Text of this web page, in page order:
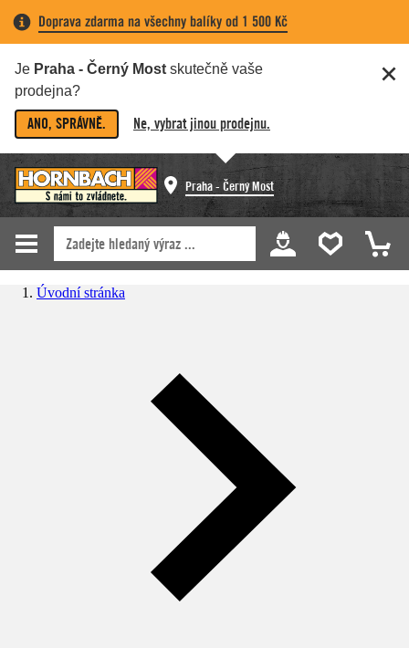
Doprava zdarma na všechny balíky od 1 500 Kč
Je Praha - Černý Most skutečně vaše
prodejna?
ANO, SPRÁVNĚ. Ne, vybrat jinou prodejnu.
Praha - Černý Most
Úvodní stránka